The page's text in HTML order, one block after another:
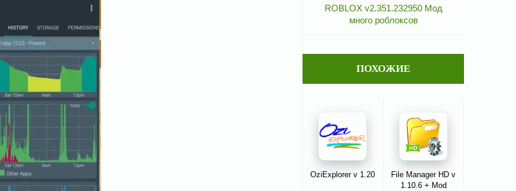
ROBLOX v2.351.232950 Мод
много роблоксов
ПОХОЖИЕ
OziExplorer v 1.20
File Manager HD v
1.10.6 + Mod